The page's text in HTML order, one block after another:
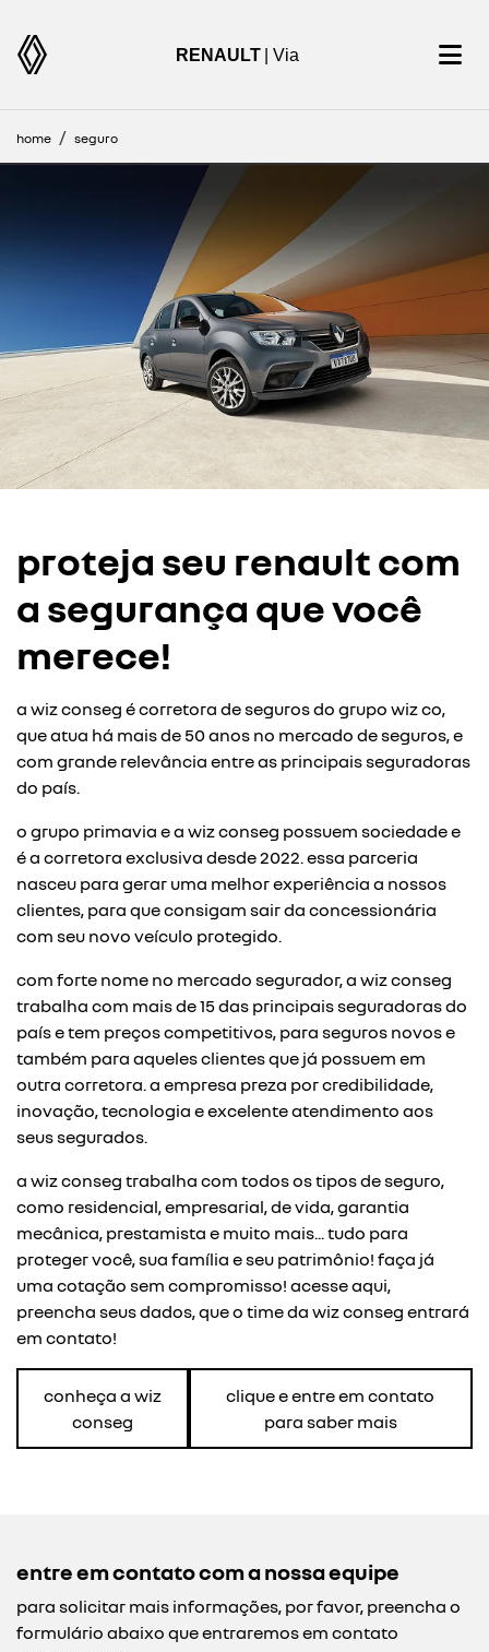
RENAULT | Via
home seguro
proteja seu renault com
a segurança que você
merece!
a wiz conseg é corretora de seguros do grupo wiz co,
que atua há mais de 50 anos no mercado de seguros, e
com grande relevância entre as principais seguradoras
do país.
o grupo primavia e a wiz conseg possuem sociedade e
é a corretora exclusiva desde 2022. essa parceria
nasceu para gerar uma melhor experiência a nossos
clientes, para que consigam sair da concessionária
com seu novo veículo protegido.
com forte nome no mercado segurador, a wiz conseg
trabalha com mais de 15 das principais seguradoras do
país e tem preços competitivos, para seguros novos e
também para aqueles clientes que já possuem em
outra corretora. a empresa preza por credibilidade,
inovação, tecnologia e excelente atendimento aos
seus segurados.
a wiz conseg trabalha com todos os tipos de seguro,
como residencial, empresarial, de vida, garantia
mecânica, prestamista e muito mais... tudo para
proteger você, sua família e seu patrimônio! faça já
uma cotação sem compromisso! acesse aqui,
preencha seus dados, que o time da wiz conseg entrará
em contato!
conheça a wiz
conseg
clique e entre em contato
para saber mais
entre em contato com a nossa equipe
para solicitar mais informações, por favor, preencha o
formulário abaixo que entraremos em contato